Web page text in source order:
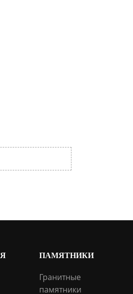
ПАМЯТНИКИ
Гранитные
памятники